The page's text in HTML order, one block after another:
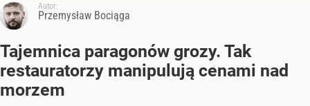
Autor:
Przemysław Bociąga
Tajemnica paragonów grozy. Tak
restauratorzy manipulują cenami nad
morzem